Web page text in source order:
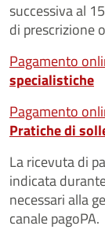
successiva al
di prescrizione
Pagamento
specialistiche
Pagamento
Pratiche di
La ricevuta di
indicata
necessari alla
canale pagoPA.